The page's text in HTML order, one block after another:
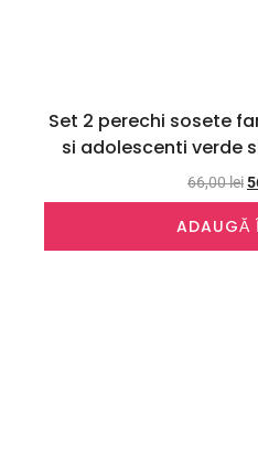
Set 2 perechi sosete
si adolescenti verde
66,00lei
ADAUGĂ